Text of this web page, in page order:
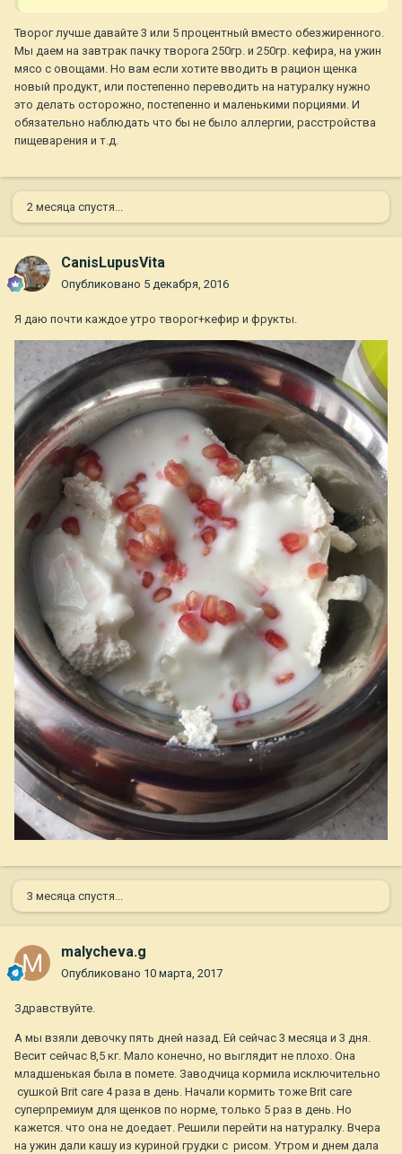
Творог лучше давайте 3 или 5 процентный вместо обезжиренного.
Мы даем на завтрак пачку творога 250гр. и 250гр. кефира, на ужин
мясо с овощами. Но вам если хотите вводить в рацион щенка
новый продукт, или постепенно переводить на натуралку нужно
это делать осторожно, постепенно и маленькими порциями. И
обязательно наблюдать что бы не было аллергии, расстройства
пищеварения и т.д.
2 месяца спустя...
CanisLupusVita
Опубликовано 5 декабря, 2016
Я даю почти каждое утро творог+кефир и фрукты.
3 месяца спустя...
malycheva.g
Опубликовано 10 марта, 2017
Здравствуйте.
А мы взяли девочку пять дней назад. Ей сейчас 3 месяца и 3 дня.
Весит сейчас 8,5 кг. Мало конечно, но выглядит не плохо. Она
младшенькая была в помете. Заводчица кормила исключительно
сушкой Brit care 4 раза в день. Начали кормить тоже Brit care
суперпремиум для щенков по норме, только 5 раз в день. Но
кажется. что она не доедает. Решили перейти на натуралку. Вчера
на ужин дали кашу из куриной грудки с рисом. Утром и днем дала